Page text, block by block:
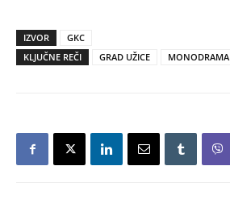
IZVOR
GKC
KLJUČNE REČI
GRAD UŽICE MONODRAMA